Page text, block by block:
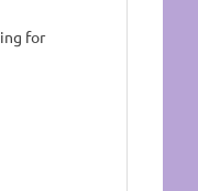
for